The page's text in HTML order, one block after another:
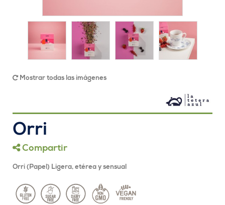
Mostrar todas las imágenes
Orri
Compartir
Orri (Papel) Ligera, etérea y sensual